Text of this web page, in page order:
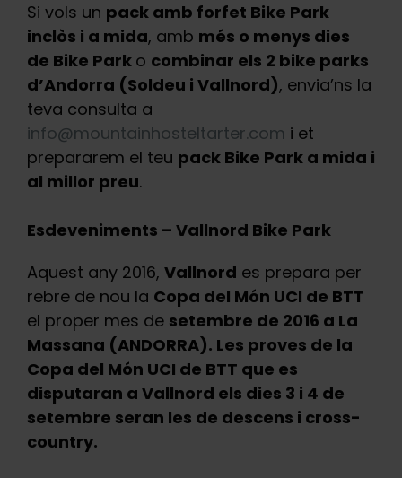
Si vols un pack amb forfet Bike Park
inclòs i a mida, amb més o menys dies
de Bike Park o combinar els 2 bike parks
d’Andorra (Soldeu i Vallnord), envia’ns la
teva consulta a
info@mountainhosteltarter.com i et
prepararem el teu pack Bike Park a mida i
al millor preu.
Esdeveniments – Vallnord Bike Park
Aquest any 2016, Vallnord es prepara per
rebre de nou la Copa del Món UCI de BTT
el proper mes de setembre de 2016 a La
Massana (ANDORRA). Les proves de la
Copa del Món UCI de BTT que es
disputaran a Vallnord els dies 3 i 4 de
setembre seran les de descens i cross-
country.